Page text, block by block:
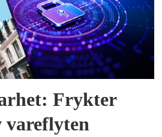
Frykter
vareflyten